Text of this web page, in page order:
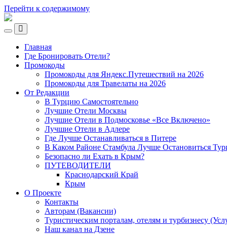
Перейти к содержимому
Ламповый
Блог
о
Путешествиях
VeniVidi.ru
Переключить
меню
Переключить
поле
поиска
Главная
Где Бронировать Отели?
Промокоды
Промокоды для Яндекс.Путешествий на 2026
Промокоды для Травелаты на 2026
От Редакции
В Турцию Самостоятельно
Лучшие Отели Москвы
Лучшие Отели в Подмосковье «Все Включено»
Лучшие Отели в Адлере
Где Лучше Останавливаться в Питере
В Каком Районе Стамбула Лучше Остановиться
Безопасно ли Ехать в Крым?
ПУТЕВОДИТЕЛИ
Краснодарский Край
Крым
О Проекте
Контакты
Авторам (Вакансии)
Туристическим порталам, отелям и турбизнесу
Наш канал на Дзене